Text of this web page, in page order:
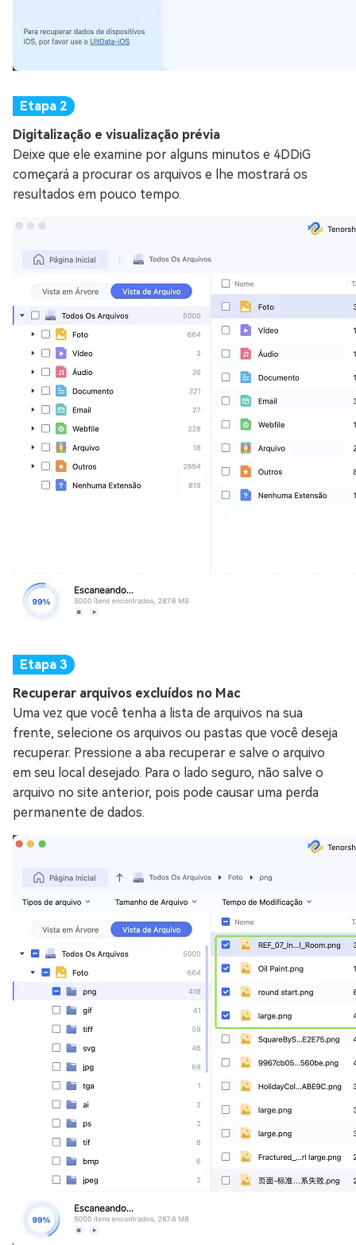
Digitalização e visualização prévia
Deixe que ele examine por alguns minutos e 4DDiG
começará a procurar os arquivos e lhe mostrará os
resultados em pouco tempo.
Recuperar arquivos excluídos no Mac
Uma vez que você tenha a lista de arquivos na sua
frente, selecione os arquivos ou pastas que você deseja
recuperar. Pressione a aba recuperar e salve o arquivo
em seu local desejado. Para o lado seguro, não salve o
arquivo no site anterior, pois pode causar uma perda
permanente de dados.